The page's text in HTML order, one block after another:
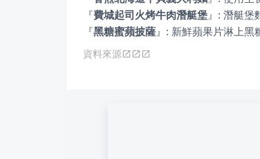
『費城起司火烤牛肉潛艇堡 』
『黑糖蜜蘋披薩 』 : 新鮮蘋果片淋上黑
資料來源